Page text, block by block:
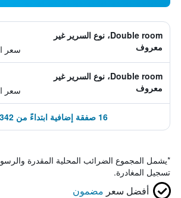
Double room، نوع السرير غير
معروف
سعر
Double room، نوع السرير غير
معروف
سعر
16 صفقة إضافية ابتداءً من 342 ﷼
*يشمل المجموع الضرائب المحلية المقدرة
تسجيل المغادرة.
أفضل سعر مضمون